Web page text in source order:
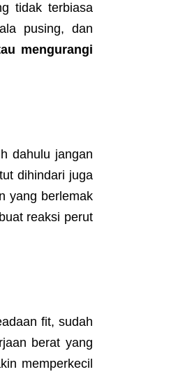
tidak terbiasa
pusing, dan
mengurangi
dahulu jangan
dihindari juga
yang berlemak
reaksi perut
fit, sudah
berat yang
memperkecil